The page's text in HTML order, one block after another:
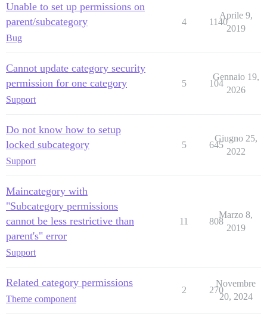
Unable to set up permissions on
parent/subcategory
Bug
4 1140
Aprile 9,
2019
Cannot update category security
permission for one category
Support
5 104
Gennaio 19,
2026
Do not know how to setup
locked subcategory
Support
5 645
Giugno 25,
2022
Maincategory with
"Subcategory permissions
cannot be less restrictive than
parent's" error
Support
11 808
Marzo 8,
2019
Related category permissions
Theme component
2 270
Novembre
20, 2024